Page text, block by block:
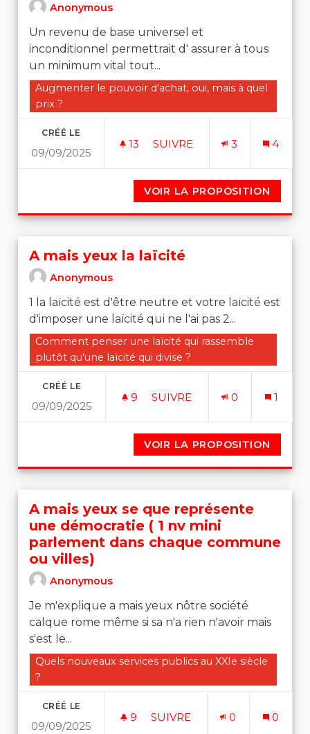
Anonymous
Un revenu de base universel et
inconditionnel permettrait d' assurer à tous
un minimum vital tout...
Filtrer les résultats de la catégorie : Augmenter le
Augmenter le pouvoir d'achat, oui, mais à quel
prix ?
CRÉÉ LE
09/09/2025
13 13 ABONNÉS
SUIVRE 3 4
VOIR LA PROPOSITION
A mais yeux la laïcité
Anonymous
1 la laïcité est d'être neutre et votre laïcité est
d'imposer une laïcité qui ne l'ai pas 2...
Filtrer les résultats de la catégorie : Comment penser
Comment penser une laïcité qui rassemble
plutôt qu’une laïcité qui divise ?
CRÉÉ LE
09/09/2025
9 9 ABONNÉS
SUIVRE 0 1
VOIR LA PROPOSITION
A mais yeux se que représente
une démocratie ( 1 nv mini
parlement dans chaque commune
ou villes)
Anonymous
Je m'explique a mais yeux nôtre société
calque rome même si sa n'a rien n'avoir mais
s'est le...
Filtrer les résultats de la catégorie : Quels nouveaux
Quels nouveaux services publics au XXIe siècle
?
CRÉÉ LE
09/09/2025
9 9 ABONNÉS
SUIVRE 0 0